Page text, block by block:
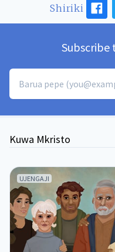
Shiriki
Subscribe
Kuwa Mkristo
UJENGAJI